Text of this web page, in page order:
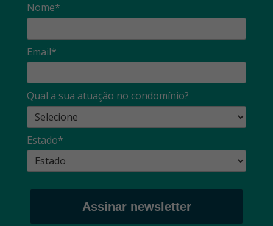
Nome*
Email*
Qual a sua atuação no condomínio?
Estado*
Assinar newsletter